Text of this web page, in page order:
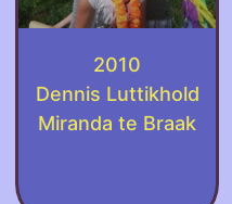
2010
Dennis Luttikhold
Miranda te Braak